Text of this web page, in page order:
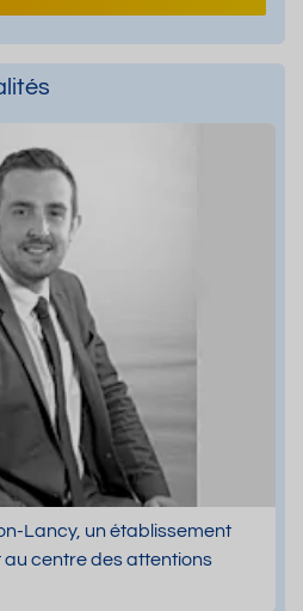
Lancy, un établissement
au centre des attentions